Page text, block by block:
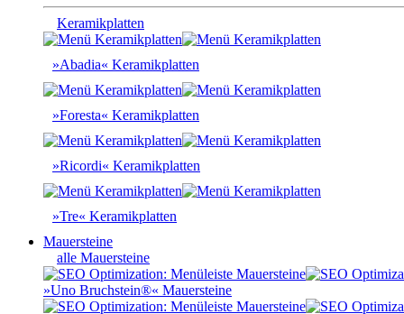
Keramikplatten
»Abadia« Keramikplatten
»Foresta« Keramikplatten
»Ricordi« Keramikplatten
»Tre« Keramikplatten
Mauersteine
alle Mauersteine
»Uno Bruchstein®« Mauersteine